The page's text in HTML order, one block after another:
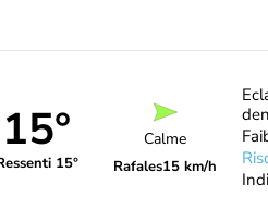
15°
15°
Calme
Rafales15 km/h